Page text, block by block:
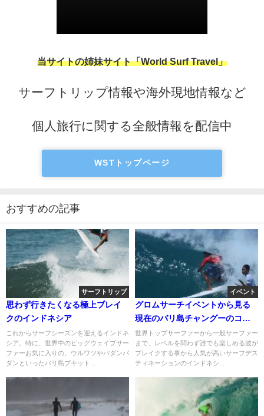
当サイトの姉妹サイト「World Surf Travel」
サーフトリップ情報や海外現地情報など
個人旅行に関する全般情報を配信中
WSTトップページ
おすすめの記事
サーフトリップ
思わず行きたくなる極上ブレイ
クのインドネシア
これからサーフシーズンを迎えるインドネ
シア。特に、世界中のビッグウェイブサー
ファーお気に入りの、ウルワツやパダンパ
ダンといったバリ島ブキット...
イベント
グロムサーチイベントから見る
現在のバリ島チャングーのコン
ディション
世界トップサーファーから一般サーファー
まで、レベルを問わず誰でも楽しめる波が
ブレイクする事から人気が高いサーフデス
ティネーションのインドネシ...